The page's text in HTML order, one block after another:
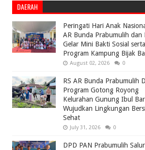
DAERAH
Peringati Hari Anak
AR Bunda Prabumulih dan
Gelar Mini Bakti Sosial
Program Kampung Bijak
August 02, 2026 0
RS AR Bunda Prabumulih
Program Gotong Royong
Kelurahan Gunung Ibul
Wujudkan Lingkungan
Sehat
July 31, 2026 0
DPD PAN Prabumulih